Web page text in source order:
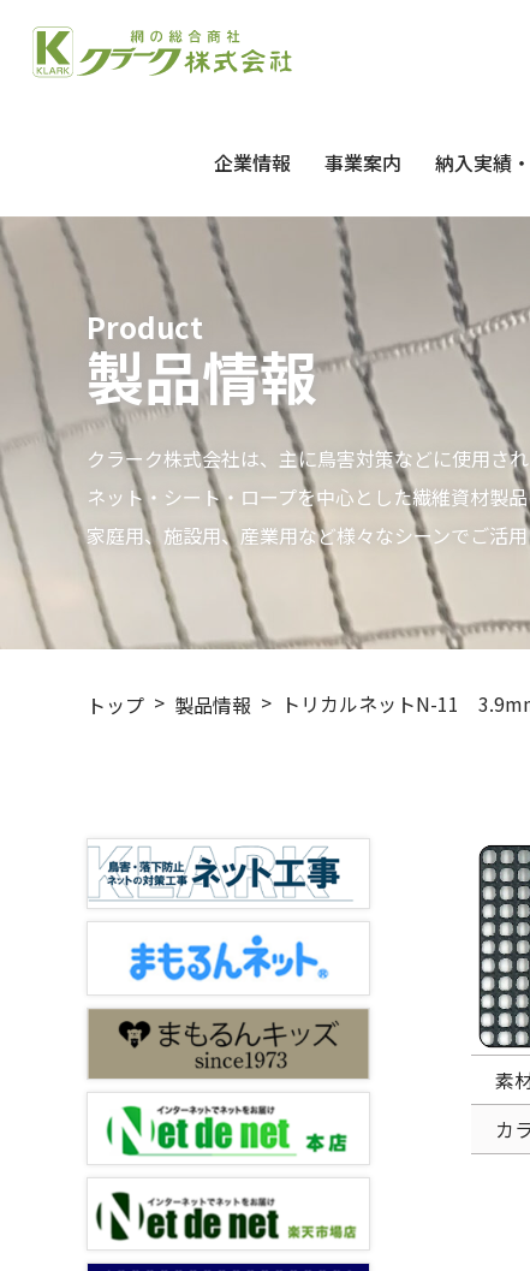
企業情報 事業案内 納入実績
製品情報
Product
クラーク株式会社は、主に鳥害対策などに使用さ
ネット・シート・ロープを中心とした繊維資材製
家庭用、施設用、産業用など様々なシーンでご活
トップ 製品情報 トリカルネットN-11
素
カ